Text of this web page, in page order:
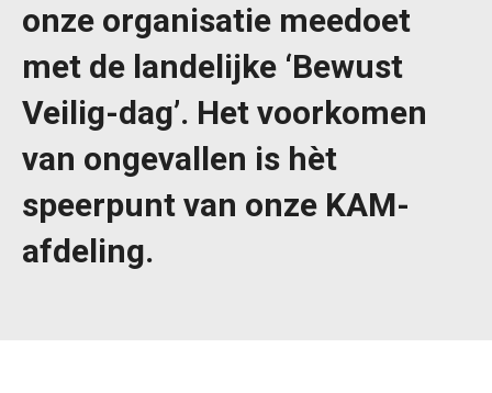
onze organisatie meedoet
met de landelijke ‘Bewust
Veilig-dag’. Het voorkomen
van ongevallen is hèt
speerpunt van onze KAM-
afdeling.